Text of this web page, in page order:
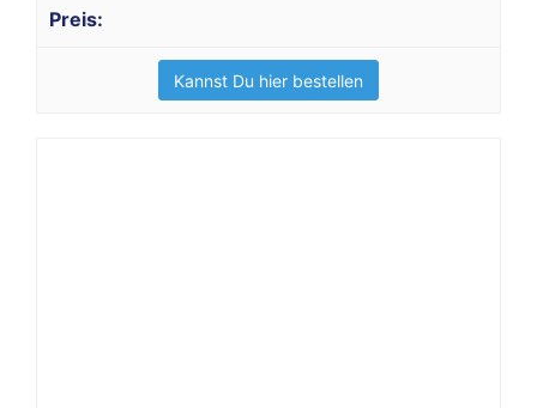
Kannst Du hier bestellen